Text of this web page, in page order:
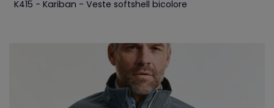
K415 - Kariban - Veste softshell bicolore